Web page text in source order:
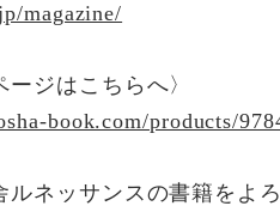
magazine/
ージはこちらへ〉
book.com/products/
ルネッサンスの書籍をよ